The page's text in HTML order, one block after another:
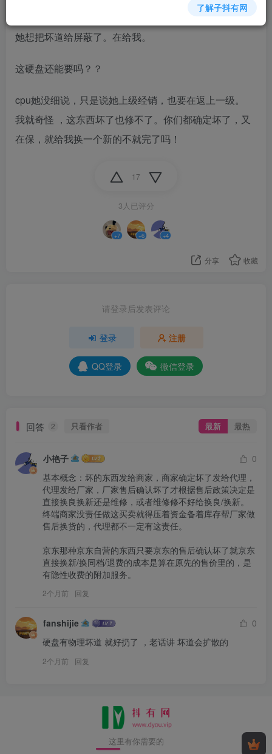
她想把坏道给屏蔽了。在给我。
这硬盘还能要吗？？
cpu她没细说，只是说她上级经销，也要在返上一级。
我就奇怪 ，这东西坏了也修不了。你们都确定坏了，又
在保，就给我换一个新的不就完了吗！
17
3人已评分
+7 +6 +4
分享 收藏
请登录后发表评论
登录 注册
QQ登录 微信登录
回答 2 只看作者 最新 最热
小艳子
0
基本概念：坏的东西发给商家，商家确定坏了发给代理，
代理发给厂家，厂家售后确认坏了才根据售后政策决定是
直接换良换新还是维修，或者维修修不好给换良/换新。
终端商家没责任做这买卖就得压着资金备着库存帮厂家做
售后换货的，代理都不一定有这责任。
京东那种京东自营的东西只要京东的售后确认坏了就京东
直接换新/换同档/退费的成本是算在原先的售价里的，是
有隐性收费的附加服务。
2个月前 回复
fanshijie
0
硬盘有物理坏道 就好扔了 ，老话讲 坏道会扩散的
2个月前 回复
这里有你需要的
了解子抖有网